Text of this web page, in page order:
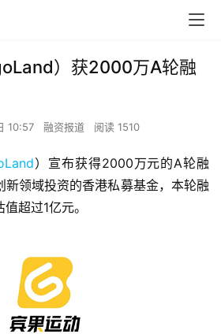
）获2000万A轮融
10:57 融资报道 阅读 1510
）宣布获得2000万元的A轮融
新领域投资的香港私募基金，本轮融
超过1亿元。